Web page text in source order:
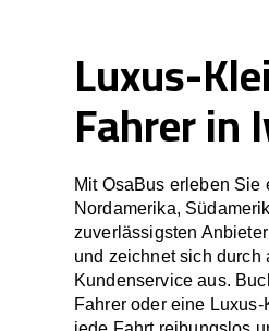
Luxus-
Fahrer in
Mit OsaBus erleben
Nordamerika,
zuverlässigsten
und zeichnet sich
Kundenservice aus.
Fahrer oder eine